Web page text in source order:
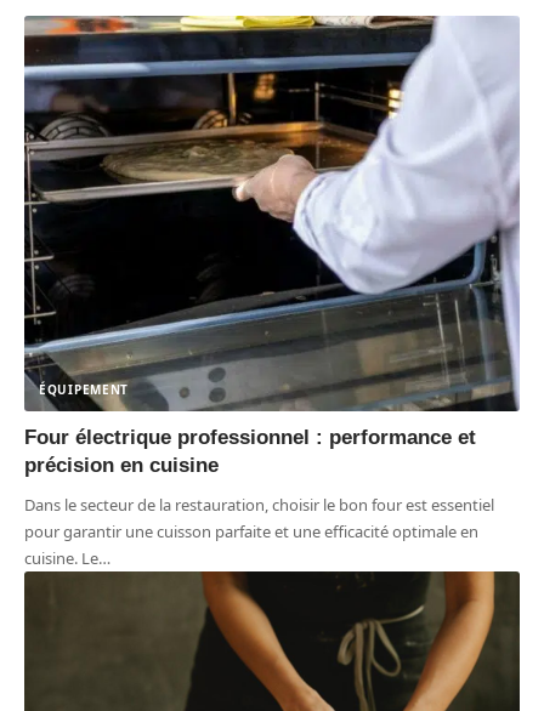
ÉQUIPEMENT
Four électrique professionnel : performance et
précision en cuisine
Dans le secteur de la restauration, choisir le bon four est essentiel
pour garantir une cuisson parfaite et une efficacité optimale en
cuisine. Le…